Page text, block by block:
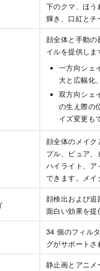
下のクマ、ほ
輝き、口紅とチ
顔全体と手動
イルを提供しま
一方向シェ
大と広幅化
双方向シェ
の生え際の
イズ変更も
顔全体のメイ
プル、ピュア、
ハイライト、
できます。メイ
顔検出および
面白い効果を提
34 個のフィル
グがサポートさ
静止画とアニ